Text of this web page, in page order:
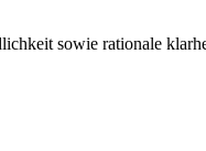
sowie rationale